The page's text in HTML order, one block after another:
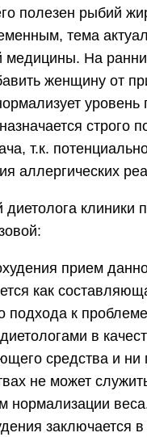
полезен рыбий
тема
медицины. На
женщину от
уровень
строго
т.к.
аллергических
клиники
прием
как
подхода к
в
средства и ни
не может
нормализации
заключается в